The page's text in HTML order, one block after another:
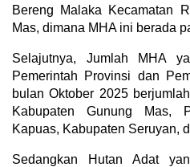
Bereng Malaka Kecamatan
Mas, dimana MHA ini berada
Selajutnya, Jumlah MHA
Pemerintah Provinsi dan
bulan Oktober 2025
Kabupaten Gunung Mas,
Kapuas, Kabupaten Seruyan,
Sedangkan Hutan Adat